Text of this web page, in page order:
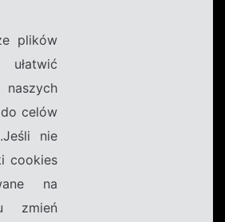
plików
celów
nie
cookies
na
zmień